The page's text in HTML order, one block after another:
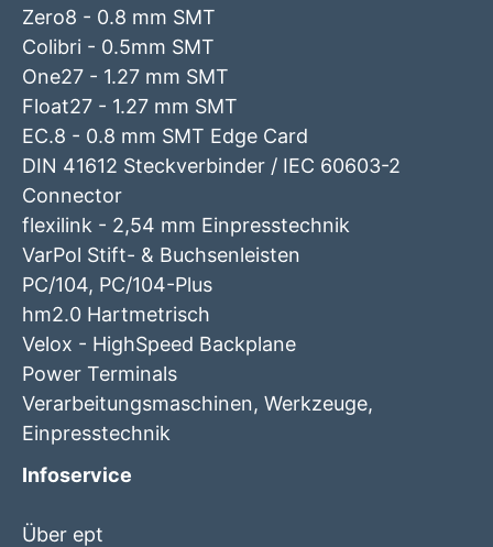
Zero8 - 0.8 mm SMT
Colibri - 0.5mm SMT
One27 - 1.27 mm SMT
Float27 - 1.27 mm SMT
EC.8 - 0.8 mm SMT Edge Card
DIN 41612 Steckverbinder / IEC 60603-2
Connector
flexilink - 2,54 mm Einpresstechnik
VarPol Stift- & Buchsenleisten
PC/104, PC/104-Plus
hm2.0 Hartmetrisch
Velox - HighSpeed Backplane
Power Terminals
Verarbeitungsmaschinen, Werkzeuge,
Einpresstechnik
Infoservice
Über ept